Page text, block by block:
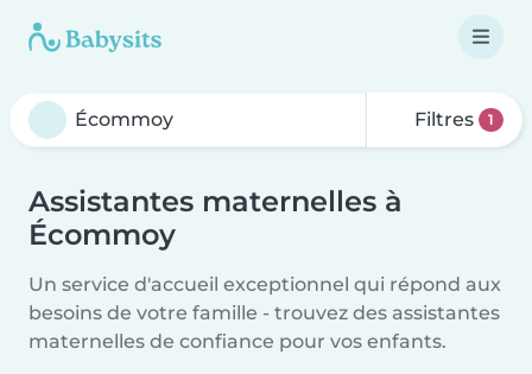
Filtres 1
Assistantes maternelles à
Écommoy
Un service d'accueil exceptionnel qui répond aux
besoins de votre famille - trouvez des assistantes
maternelles de confiance pour vos enfants.